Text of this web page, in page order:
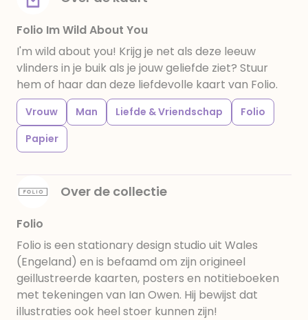
Folio Im Wild About You
I'm wild about you! Krijg je net als deze leeuw
vlinders in je buik als je jouw geliefde ziet? Stuur
hem of haar dan deze liefdevolle kaart van Folio.
Vrouw Man Liefde & Vriendschap
Folio
Papier
Over de collectie
Folio
Folio is een stationary design studio uit Wales
(Engeland) en is befaamd om zijn origineel
geillustreerde kaarten, posters en notitieboeken
met tekeningen van Ian Owen. Hij bewijst dat
illustraties ook heel stoer kunnen zijn!